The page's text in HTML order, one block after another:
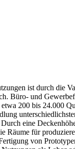
ist durch die
Büro- und
200 bis 24.000
eine
Räume für
von